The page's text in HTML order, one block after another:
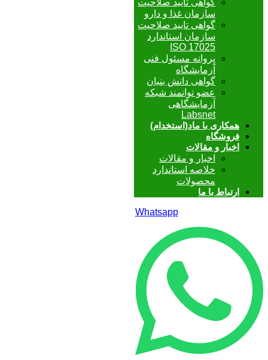
گواهی تایید صلاحیت
سازمان غذا و دارو
گواهی تایید صلاحیت
سازمان استاندارد
ISO 17025
پروانه مسئول فنی
آزمایشگاه
گواهی دانش بنیان
عضو توانمند شبکه
آزمایشگاهی
Labsnet
همکاری با ماد(استخدام)
فروشگاه
اخبار و مقالات
اخبار و مقالات
خلاصه استاندارد
محصولات
ارتباط با ما
Whatsapp